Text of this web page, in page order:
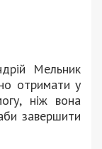
Мельник
отримати у
ніж вона
завершити